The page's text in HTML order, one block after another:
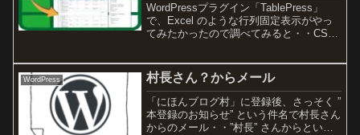
WordPressプラグイン「TablePress」
で、Excel のような行列固定表示がやっ
てみたかったので調べてみると・・CSS
WordPress 村長さん？からメール
「にほんブログ村」に登録後、さっそく ”
本登録のお知らせ” という件名で村長さん
からのメール・・”村長” さんからという